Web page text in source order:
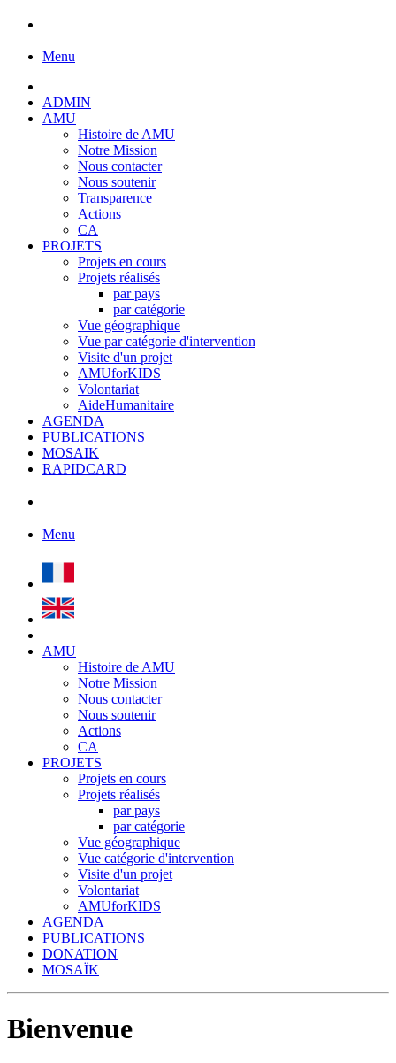
Menu
ADMIN
AMU
Histoire de AMU
Notre Mission
Nous contacter
Nous soutenir
Transparence
Actions
CA
PROJETS
Projets en cours
Projets réalisés
par pays
par catégorie
Vue géographique
Vue par catégorie d'intervention
Visite d'un projet
AMUforKIDS
Volontariat
AideHumanitaire
AGENDA
PUBLICATIONS
MOSAIK
RAPIDCARD
Menu
AMU
Histoire de AMU
Notre Mission
Nous contacter
Nous soutenir
Actions
CA
PROJETS
Projets en cours
Projets réalisés
par pays
par catégorie
Vue géographique
Vue catégorie d'intervention
Visite d'un projet
Volontariat
AMUforKIDS
AGENDA
PUBLICATIONS
DONATION
MOSAÏK
Bienvenue